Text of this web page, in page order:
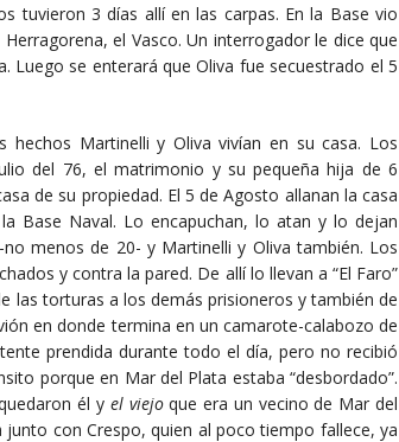
tuvieron 3 días allí en las carpas. En la Base vio
el Vasco. Un interrogador le dice que
Luego se enterará que Oliva fue secuestrado el 5
hechos Martinelli y Oliva vivían en su casa. Los
del 76, el matrimonio y su pequeña hija de 6
de su propiedad. El 5 de Agosto allanan la casa
Base Naval. Lo encapuchan, lo atan y lo dejan
menos de 20- y Martinelli y Oliva también. Los
y contra la pared. De allí lo llevan a “El Faro”
las torturas a los demás prisioneros y también de
en donde termina en un camarote-calabozo de
prendida durante todo el día, pero no recibió
porque en Mar del Plata estaba “desbordado”.
él y el viejoque era un vecino de Mar del
con Crespo, quien al poco tiempo fallece, ya